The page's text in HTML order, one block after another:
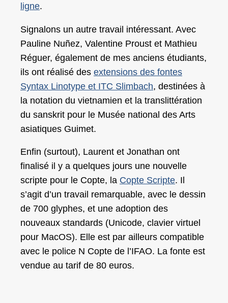
ligne.
Signalons un autre travail intéressant. Avec
Pauline Nuñez, Valentine Proust et Mathieu
Réguer, également de mes anciens étudiants,
ils ont réalisé des extensions des fontes
Syntax Linotype et ITC Slimbach, destinées à
la notation du vietnamien et la translittération
du sanskrit pour le Musée national des Arts
asiatiques Guimet.
Enfin (surtout), Laurent et Jonathan ont
finalisé il y a quelques jours une nouvelle
scripte pour le Copte, la Copte Scripte. Il
s’agit d’un travail remarquable, avec le dessin
de 700 glyphes, et une adoption des
nouveaux standards (Unicode, clavier virtuel
pour MacOS). Elle est par ailleurs compatible
avec le police N Copte de l’IFAO. La fonte est
vendue au tarif de 80 euros.